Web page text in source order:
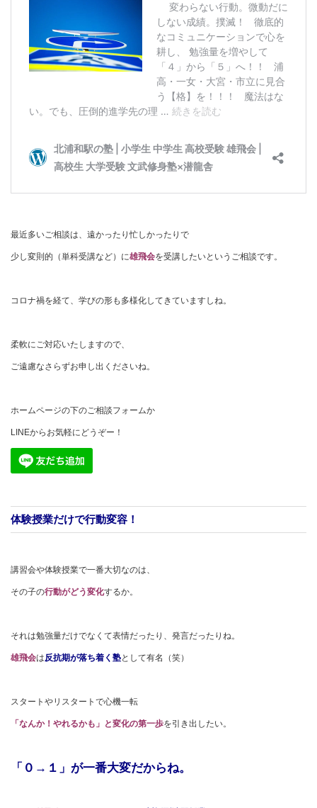
最近多いご相談は、遠かったり忙しかったりで
少し変則的（単科受講など）に雄飛会を受講したいというご相談です。
コロナ禍を経て、学びの形も多様化してきていますしね。
柔軟にご対応いたしますので、
ご遠慮なさらずお申し出くださいね。
ホームページの下のご相談フォームか
LINEからお気軽にどうぞー！
体験授業だけで行動変容！
講習会や体験授業で一番大切なのは、
その子の行動がどう変化するか。
それは勉強量だけでなくて表情だったり、発言だったりね。
雄飛会は反抗期が落ち着く塾として有名（笑）
スタートやリスタートで心機一転
「なんか！やれるかも」と変化の第一歩を引き出したい。
「０→１」が一番大変だからね。